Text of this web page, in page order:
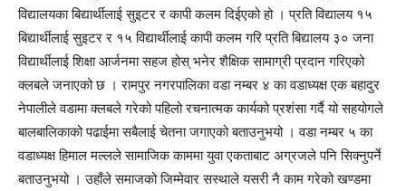
विद्यालयका बिद्यार्थीलाई सुइटर र कापी कलम दिईएको हो । प्रति विद्यालय १५
बिद्यार्थीलाई सुइटर र १५ विद्यार्थीलाई कापी कलम गरि प्रति बिद्यालय ३० जना
विद्यार्थीलाई शिक्षा आर्जनमा सहज होस् भनेर शैक्षिक सामाग्री प्रदान गरिएको
क्लबले जनाएको छ । रामपुर नगरपालिका वडा नम्बर ४ का वडाध्यक्ष एक बहादुर
नेपालीले वडामा क्लबले गरेको पहिलो रचनात्मक कार्यको प्रशंसा गर्दै यो सहयोगले
बालबालिकाको पढाईमा सबैलाई चेतना जगाएको बताउनुभयो । वडा नम्बर ५ का
वडाध्यक्ष हिमाल मल्लले सामाजिक काममा युवा एकताबाट अग्रजले पनि सिक्नुपर्ने
बताउनुभयो । उहाँले समाजको जिम्मेवार सस्थाले यसरी नै काम गरेको खण्डमा